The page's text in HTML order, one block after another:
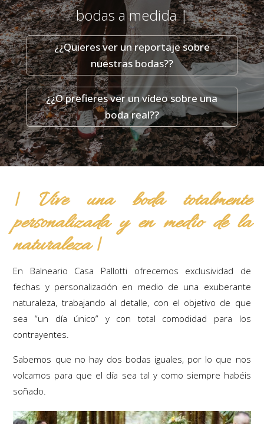
bodas a medida |
¿¿Quieres ver un reportaje sobre
nuestras bodas??
¿¿O prefieres ver un vídeo sobre una
boda real??
| Vive una boda totalmente
personalizada y en medio de la
naturaleza |
En Balneario Casa Pallotti ofrecemos exclusividad de
fechas y personalización en medio de una exuberante
naturaleza, trabajando al detalle, con el objetivo de que
sea “un día único” y con total comodidad para los
contrayentes.
Sabemos que no hay dos bodas iguales, por lo que nos
volcamos para que el día sea tal y como siempre habéis
soñado.